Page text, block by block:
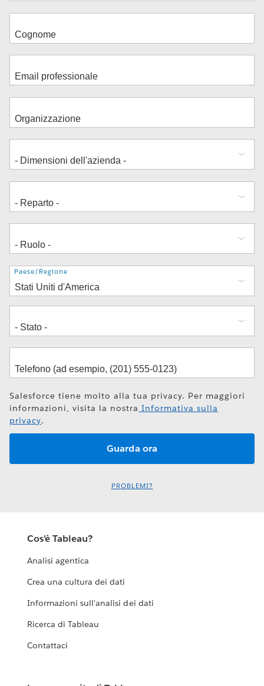
Indirizzo
Paese/Regione
Salesforce tiene molto alla tua privacy. Per maggiori
informazioni, visita la nostra Informativa sulla
privacy.
PROBLEMI?
Cos'è Tableau?
Analisi agentica
Crea una cultura dei dati
Informazioni sull'analisi dei dati
Ricerca di Tableau
Contattaci